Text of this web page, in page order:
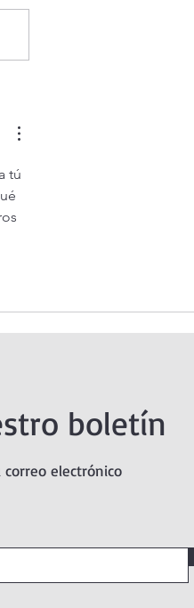
tú
boletín
electrónico